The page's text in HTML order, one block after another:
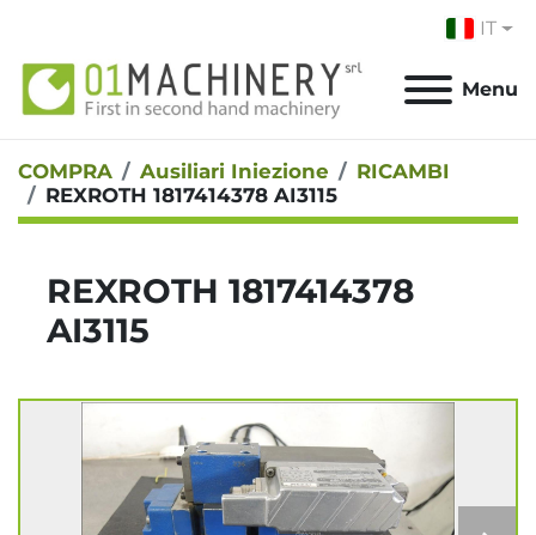
IT
Menu
COMPRA Ausiliari Iniezione
RICAMBI
REXROTH 1817414378 AI3115
REXROTH 1817414378
AI3115